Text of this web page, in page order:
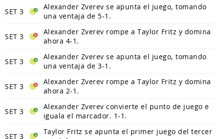
SET 3
Alexander Zverev se apunta el juego, tomando
una ventaja de 5-1.
SET 3
Alexander Zverev rompe a Taylor Fritz y domina
ahora 4-1.
SET 3
Alexander Zverev se apunta el juego, tomando
una ventaja de 3-1.
SET 3
Alexander Zverev rompe a Taylor Fritz y domina
ahora 2-1.
SET 3
Alexander Zverev convierte el punto de juego e
iguala el marcador. 1-1.
SET 3
Taylor Fritz se apunta el primer juego del tercer